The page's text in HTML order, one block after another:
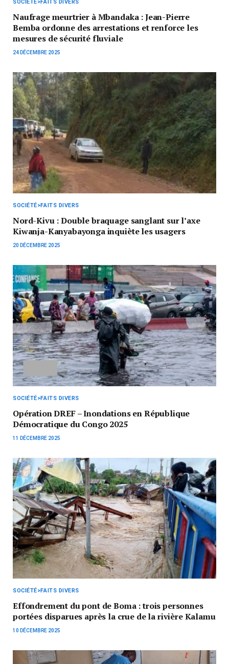
SOCIÉTÉ>FAITS DIVERS
Naufrage meurtrier à Mbandaka : Jean-Pierre
Bemba ordonne des arrestations et renforce les
mesures de sécurité fluviale
24 DÉCEMBRE 2025
SOCIÉTÉ>FAITS DIVERS
Nord-Kivu : Double braquage sanglant sur l’axe
Kiwanja-Kanyabayonga inquiète les usagers
20 DÉCEMBRE 2025
SOCIÉTÉ>FAITS DIVERS
Opération DREF – Inondations en République
Démocratique du Congo 2025
11 DÉCEMBRE 2025
SOCIÉTÉ>FAITS DIVERS
Effondrement du pont de Boma : trois personnes
portées disparues après la crue de la rivière Kalamu
10 DÉCEMBRE 2025